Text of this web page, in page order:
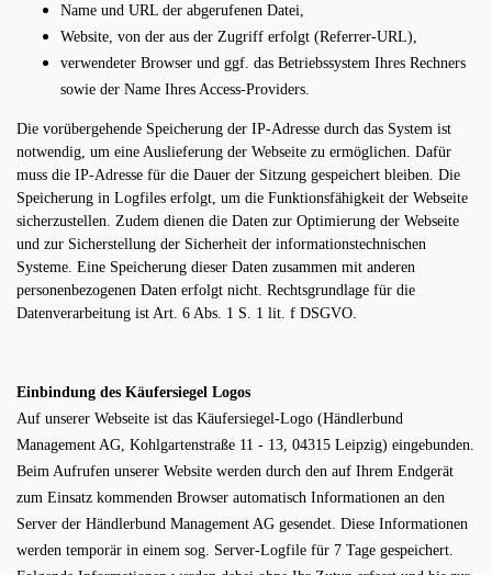
Name und URL der abgerufenen Datei,
Website, von der aus der Zugriff erfolgt (Referrer-URL),
verwendeter Browser und ggf. das Betriebssystem Ihres Rechners
sowie der Name Ihres Access-Providers.
Die vorübergehende Speicherung der IP-Adresse durch das System ist
notwendig, um eine Auslieferung der Webseite zu ermöglichen. Dafür
muss die IP-Adresse für die Dauer der Sitzung gespeichert bleiben. Die
Speicherung in Logfiles erfolgt, um die Funktionsfähigkeit der Webseite
sicherzustellen. Zudem dienen die Daten zur Optimierung der Webseite
und zur Sicherstellung der Sicherheit der informationstechnischen
Systeme. Eine Speicherung dieser Daten zusammen mit anderen
personenbezogenen Daten erfolgt nicht. Rechtsgrundlage für die
Datenverarbeitung ist Art. 6 Abs. 1 S. 1 lit. f DSGVO.
Einbindung des Käufersiegel Logos
Auf unserer Webseite ist das Käufersiegel-Logo (Händlerbund
Management AG, Kohlgartenstraße 11 - 13, 04315 Leipzig) eingebunden.
Beim Aufrufen unserer Website werden durch den auf Ihrem Endgerät
zum Einsatz kommenden Browser automatisch Informationen an den
Server der Händlerbund Management AG gesendet. Diese Informationen
werden temporär in einem sog. Server-Logfile für 7 Tage gespeichert.